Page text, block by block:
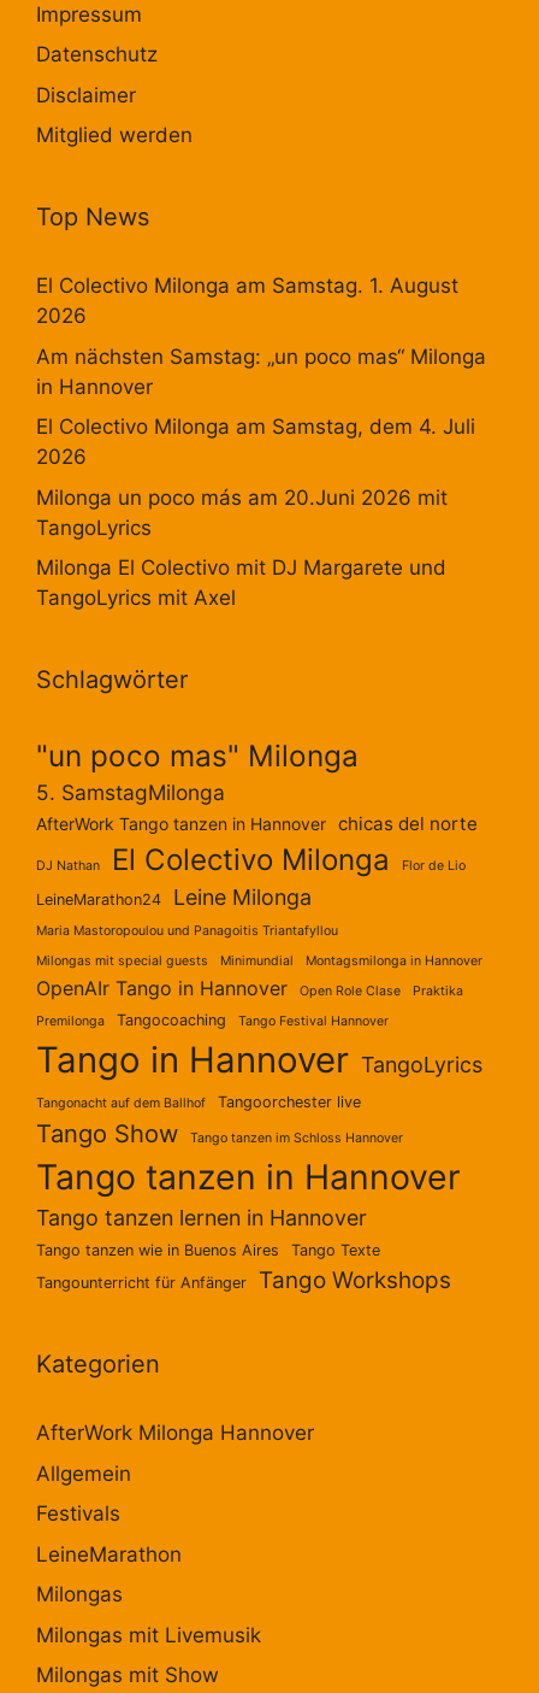
Impressum
Datenschutz
Disclaimer
Mitglied werden
Top News
El Colectivo Milonga am Samstag. 1. August
2026
Am nächsten Samstag: „un poco mas“ Milonga
in Hannover
El Colectivo Milonga am Samstag, dem 4. Juli
2026
Milonga un poco más am 20.Juni 2026 mit
TangoLyrics
Milonga El Colectivo mit DJ Margarete und
TangoLyrics mit Axel
Schlagwörter
"un poco mas" Milonga
5. SamstagMilonga
AfterWork Tango tanzen in Hannover chicas del norte
DJ Nathan El Colectivo Milonga Flor de Lio
LeineMarathon24 Leine Milonga
Maria Mastoropoulou und Panagoitis Triantafyllou
Milongas mit special guests
Minimundial Montagsmilonga in Hannover
OpenAIr Tango in Hannover Open Role Clase
Praktika
Premilonga
Tangocoaching Tango Festival Hannover
Tango in Hannover TangoLyrics
Tangonacht auf dem Ballhof Tangoorchester live
Tango Show Tango tanzen im Schloss Hannover
Tango tanzen in Hannover
Tango tanzen lernen in Hannover
Tango tanzen wie in Buenos Aires
Tango Texte
Tangounterricht für Anfänger
Tango Workshops
Kategorien
AfterWork Milonga Hannover
Allgemein
Festivals
LeineMarathon
Milongas
Milongas mit Livemusik
Milongas mit Show